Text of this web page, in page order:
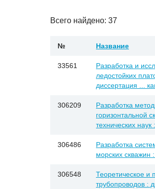
Всего найдено: 37
№ Название
33561
Разработка и
ледостойких
диссертация ...
306209
Разработка
горизонтальной
технических
306486
Разработка
морских скважин
306548
Теоретическое и
трубопроводов :